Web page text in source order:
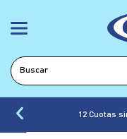
12 Cuotas